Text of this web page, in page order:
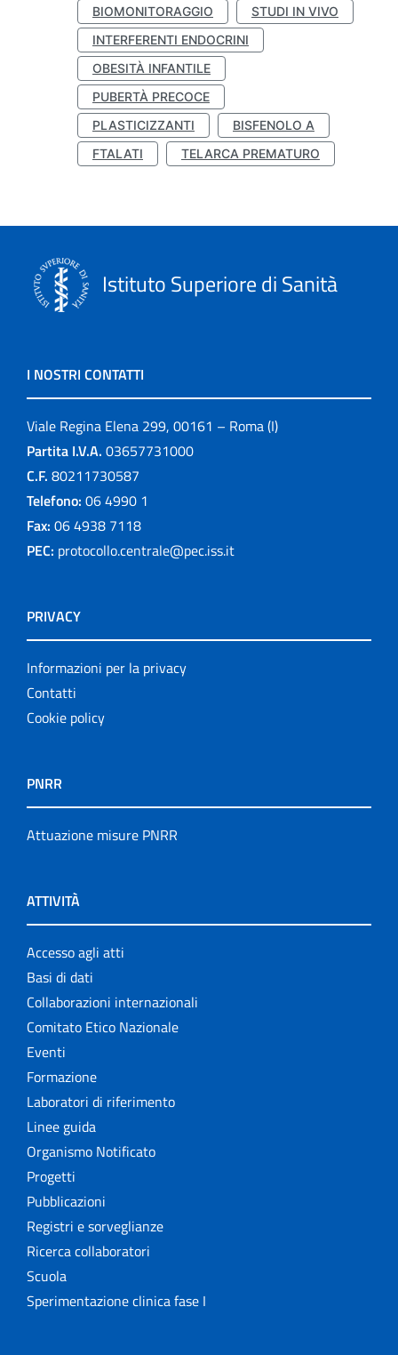
BIOMONITORAGGIO
STUDI IN VIVO
INTERFERENTI ENDOCRINI
OBESITÀ INFANTILE
PUBERTÀ PRECOCE
PLASTICIZZANTI
BISFENOLO A
FTALATI
TELARCA PREMATURO
Istituto Superiore di Sanità
I NOSTRI CONTATTI
Viale Regina Elena 299, 00161 – Roma (I)
Partita I.V.A. 03657731000
C.F. 80211730587
Telefono: 06 4990 1
Fax: 06 4938 7118
PEC: protocollo.centrale@pec.iss.it
PRIVACY
Informazioni per la privacy
Contatti
Cookie policy
PNRR
Attuazione misure PNRR
ATTIVITÀ
Accesso agli atti
Basi di dati
Collaborazioni internazionali
Comitato Etico Nazionale
Eventi
Formazione
Laboratori di riferimento
Linee guida
Organismo Notificato
Progetti
Pubblicazioni
Registri e sorveglianze
Ricerca collaboratori
Scuola
Sperimentazione clinica fase I